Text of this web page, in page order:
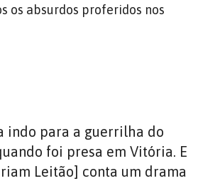
os absurdos proferidos nos
indo para a guerrilha do
foi presa em Vitória. E
Leitão] conta um drama